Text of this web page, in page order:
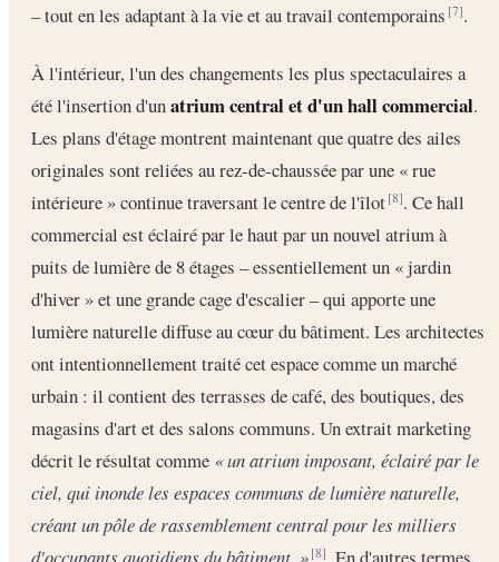
– tout en les adaptant à la vie et au travail contemporains[7].
À l'intérieur, l'un des changements les plus spectaculaires a
été l'insertion d'unatrium central et d'un hall commercial.
Les plans d'étage montrent maintenant que quatre des ailes
originales sont reliées au rez-de-chaussée par une « rue
intérieure » continue traversant le centre de l'îlot[8]. Ce hall
commercial est éclairé par le haut par un nouvel atrium à
puits de lumière de 8 étages – essentiellement un « jardin
d'hiver » et une grande cage d'escalier – qui apporte une
lumière naturelle diffuse au cœur du bâtiment. Les architectes
ont intentionnellement traité cet espace comme un marché
urbain : il contient des terrasses de café, des boutiques, des
magasins d'art et des salons communs. Un extrait marketing
décrit le résultat comme « un atrium imposant, éclairé par le
ciel, qui inonde les espaces communs de lumière naturelle,
créant un pôle de rassemblement central pour les milliers
[8]